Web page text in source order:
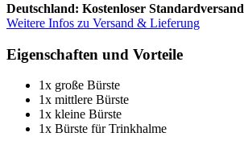
Deutschland: Kostenloser Standardversand
Weitere Infos zu Versand & Lieferung
Eigenschaften und Vorteile
1x große Bürste
1x mittlere Bürste
1x kleine Bürste
1x Bürste für Trinkhalme